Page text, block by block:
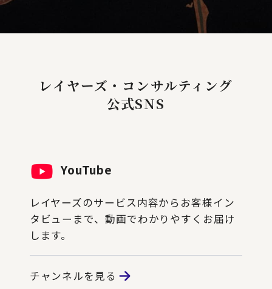
レイヤーズ・コンサルティング
公式SNS
YouTube
レイヤーズのサービス内容からお客様イン
タビューまで、動画でわかりやすくお届け
します。
チャンネルを見る